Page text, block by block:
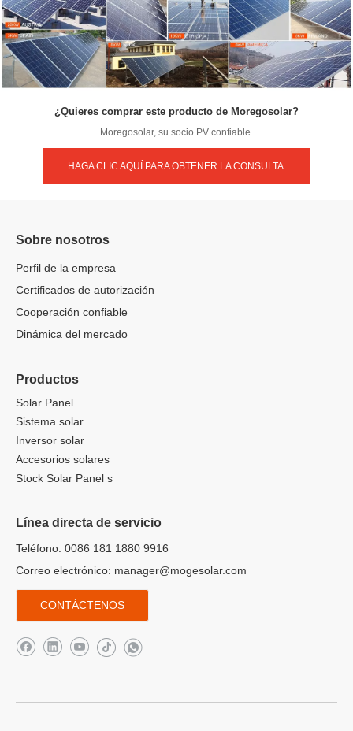
¿Quieres comprar este producto de Moregosolar?
Moregosolar, su socio PV confiable.
HAGA CLIC AQUÍ PARA OBTENER LA CONSULTA
Sobre nosotros
Perfil de la empresa
Certificados de autorización
Cooperación confiable
Dinámica del mercado
Productos
Solar Panel
Sistema solar
Inversor solar
Accesorios solares
Stock Solar Panel s
Línea directa de servicio
Teléfono: 0086 181 1880 9916
Correo electrónico: manager@mogesolar.com
CONTÁCTENOS